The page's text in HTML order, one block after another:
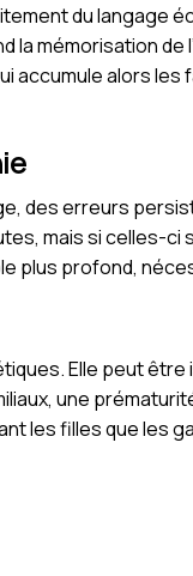
du langage
la mémorisation de
accumule alors les
des erreurs
mais si celles-
plus profond,
Elle peut être
une
les filles que les